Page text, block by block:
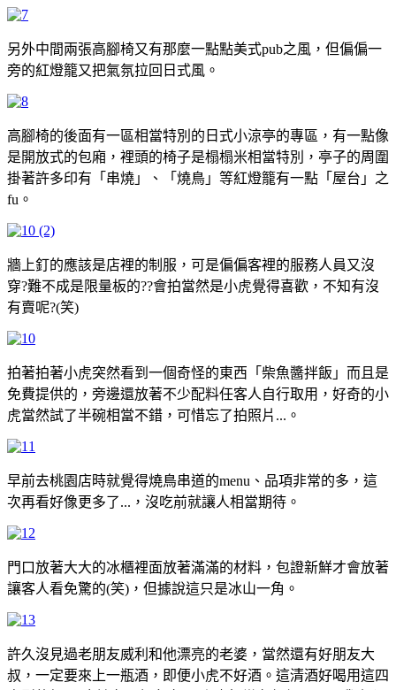
另外中間兩張高腳椅又有那麼一點點美式pub之風，但偏偏一
旁的紅燈籠又把氣氛拉回日式風。
高腳椅的後面有一區相當特別的日式小涼亭的專區，有一點像
是開放式的包廂，裡頭的椅子是榻榻米相當特別，亭子的周圍
掛著許多印有「串燒」、「燒鳥」等紅燈籠有一點「屋台」之
fu。
牆上釘的應該是店裡的制服，可是偏偏客裡的服務人員又沒
穿?難不成是限量板的??會拍當然是小虎覺得喜歡，不知有沒
有賣呢?(笑)
拍著拍著小虎突然看到一個奇怪的東西「柴魚醬拌飯」而且是
免費提供的，旁邊還放著不少配料任客人自行取用，好奇的小
虎當然試了半碗相當不錯，可惜忘了拍照片...。
早前去桃園店時就覺得燒鳥串道的menu、品項非常的多，這
次再看好像更多了...，沒吃前就讓人相當期待。
門口放著大大的冰櫃裡面放著滿滿的材料，包證新鮮才會放著
讓客人看免驚的(笑)，但據說這只是冰山一角。
許久沒見過老朋友威利和他漂亮的老婆，當然還有好朋友大
叔，一定要來上一瓶酒，即便小虎不好酒。這清酒好喝用這四